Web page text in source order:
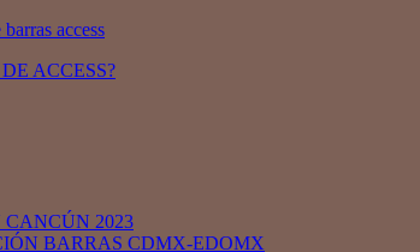
ACCESS?
2023
BARRAS CDMX-EDOMX